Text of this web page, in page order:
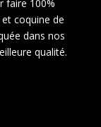
faire 100%
coquine de
dans nos
qualité.